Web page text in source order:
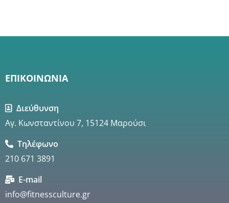
ΕΠΙΚΟΙΝΩΝΙΑ
Διεύθυνση
Αγ. Κωνσταντίνου 7, 15124 Μαρούσι
Τηλέφωνο
210 671 3891
E-mail
info@fitnessculture.gr